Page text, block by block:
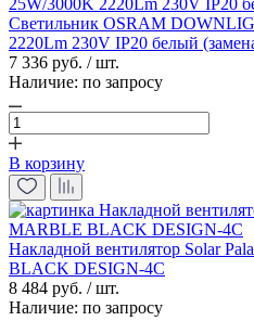
Светильник OSRAM
2220Lm 230V IP20 белый
7 336 руб. / шт.
Наличие: по запросу
В корзину
Накладной вентилятор Solar
BLACK DESIGN-4C
8 484 руб. / шт.
Наличие: по запросу